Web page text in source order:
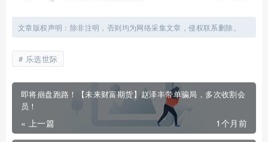
文章版权声明：除非注明，否则均为网络采集文章，侵权联系删除。
乐选世际
即将崩盘跑路！【未来财富期货】赵泽丰带单骗局，多次收割会
员！
« 上一篇 1个月前